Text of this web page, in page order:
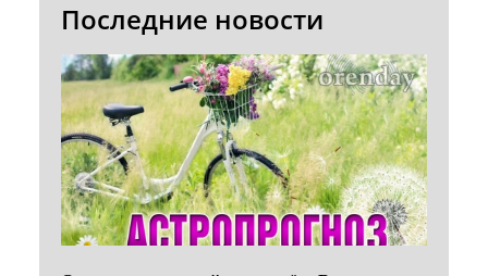
Последние новости